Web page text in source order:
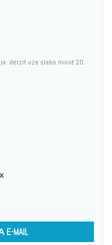
derzit uze slabo minut 20.
MAIL